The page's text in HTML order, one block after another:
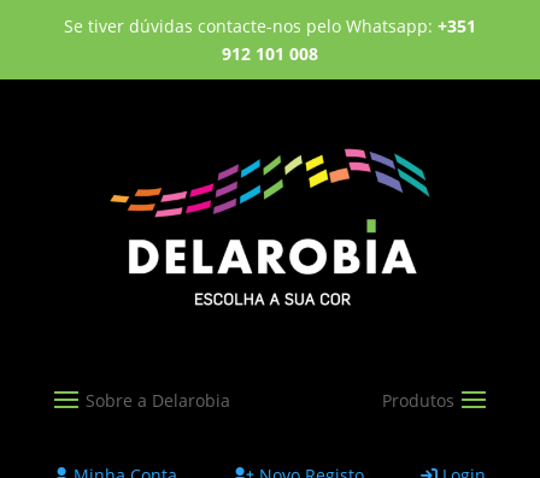
Se tiver dúvidas contacte-nos pelo Whatsapp: +351
912 101 008